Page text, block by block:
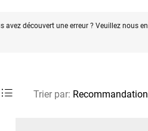
avez découvert une erreur ? Veuillez nous en
Trier par: